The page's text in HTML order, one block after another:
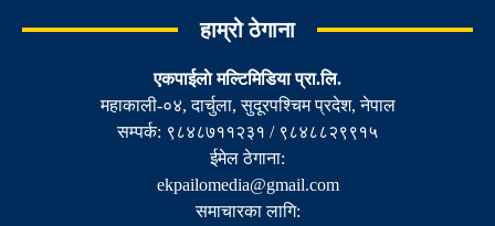
हाम्रो ठेगाना
एकपाईलाे मल्टिमिडिया प्रा.लि.
महाकाली-०४, दार्चुला, सुदूरपश्चिम प्रदेश, नेपाल
सम्पर्क: ९८४८७११२३१ / ९८४८८२९९१५
ईमेल ठेगाना:
ekpailomedia@gmail.com
समाचारका लागि: